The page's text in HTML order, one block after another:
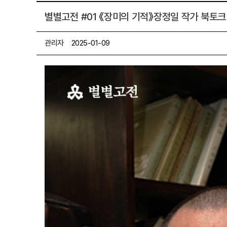
별별고전 #01 《장미의 기적》장정일 작가 북토
관리자 2025-01-09